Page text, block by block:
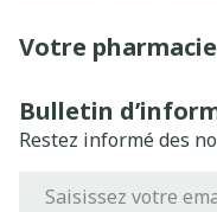
Votre pharmacie
Bulletin
Restez informé des